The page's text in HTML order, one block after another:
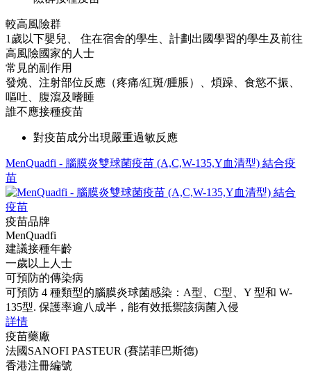
較高風險群
1歲以下嬰兒、 住在宿舍的學生、計劃出國學習的學生及前往
高風險國家的人士
常見的副作用
發燒、注射部位反應（疼痛/紅斑/腫脹）、煩躁、食慾不振、
嘔吐、腹瀉及嗜睡
誰不應接種疫苗
對疫苗成分出現嚴重過敏反應
MenQuadfi - 腦膜炎雙球菌疫苗 (A,C,W-135,Y血清型) 結合疫
苗
疫苗品牌
MenQuadfi
建議接種年齡
一歲以上人士
可預防的傳染病
可預防 4 種類型的腦膜炎球菌感染：A型、C型、Y 型和 W-
135型. 保護率逾八成半，能有效抵禦該病菌入侵
詳情
疫苗藥廠
法國SANOFI PASTEUR (賽諾菲巴斯德)
香港注冊編號